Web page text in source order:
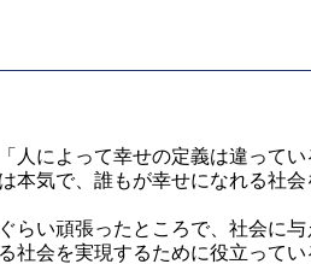
「人によって幸せの定義は違ってい
本気で、誰もが幸せになれる社会
らい頑張ったところで、社会に与
社会を実現するために役立ってい